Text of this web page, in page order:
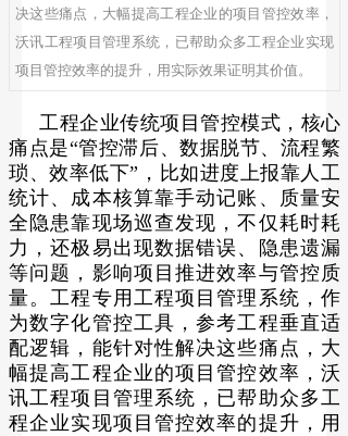
决这些痛点，大幅提高工程企业的项目管控效率，
沃讯工程项目管理系统，已帮助众多工程企业实现
项目管控效率的提升，用实际效果证明其价值。
工程企业传统项目管控模式，核心
痛点是“管控滞后、数据脱节、流程繁
琐、效率低下”，比如进度上报靠人工
统计、成本核算靠手动记账、质量安
全隐患靠现场巡查发现，不仅耗时耗
力，还极易出现数据错误、隐患遗漏
等问题，影响项目推进效率与管控质
量。工程专用工程项目管理系统，作
为数字化管控工具，参考工程垂直适
配逻辑，能针对性解决这些痛点，大
幅提高工程企业的项目管控效率，沃
讯工程项目管理系统，已帮助众多工
程企业实现项目管控效率的提升，用